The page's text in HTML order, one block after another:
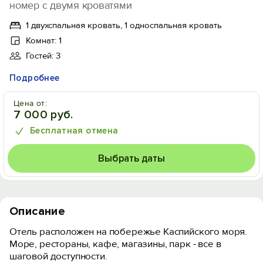
номер с двумя кроватями
1 двухспальная кровать, 1 односпальная кровать
Комнат: 1
Гостей: 3
Подробнее
Цена от:
7 000 руб.
Бесплатная отмена
Выбрать даты
Описание
Отель расположен на побережье Каспийского моря.
Море, рестораны, кафе, магазины, парк - все в
шаговой доступности.